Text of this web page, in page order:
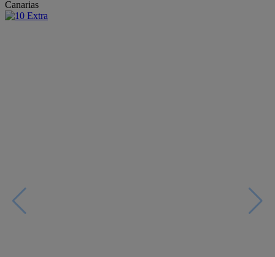
Canarias